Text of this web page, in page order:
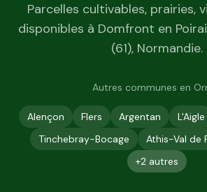
Parcelles cultivables, prairies,
disponibles à Domfront en
(61), Normandie.
Autres communes en
Alençon Flers Argentan L'Aigle
Tinchebray-Bocage
Athis-Val de
+2autres